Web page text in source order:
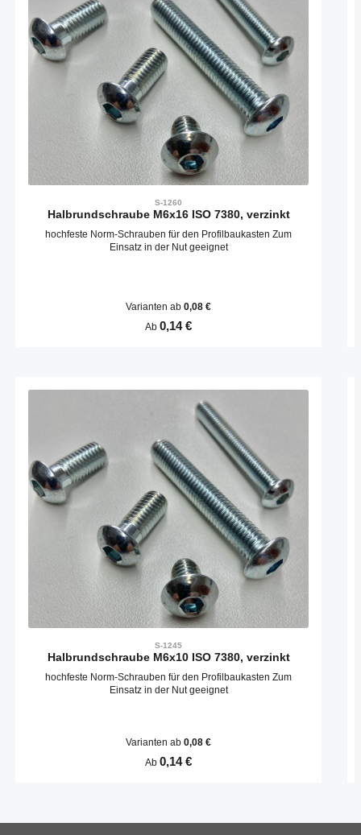
S-1260
Halbrundschraube M6x16 ISO 7380, verzinkt
hochfeste Norm-Schrauben für den Profilbaukasten Zum
Einsatz in der Nut geeignet
Varianten ab 0,08 €
Regulärer Preis:
Ab 0,14 €
S-1245
Halbrundschraube M6x10 ISO 7380, verzinkt
hochfeste Norm-Schrauben für den Profilbaukasten Zum
Einsatz in der Nut geeignet
Varianten ab 0,08 €
Regulärer Preis:
Ab 0,14 €